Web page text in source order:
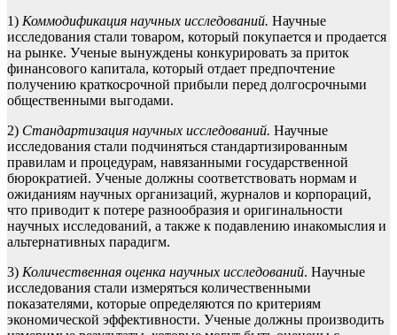
1) Коммодификация научных исследований. Научные
исследования стали товаром, который покупается и продается
на рынке. Ученые вынуждены конкурировать за приток
финансового капитала, который отдает предпочтение
получению краткосрочной прибыли перед долгосрочными
общественными выгодами.
2) Стандартизация научных исследований. Научные
исследования стали подчиняться стандартизированным
правилам и процедурам, навязанными государственной
бюрократией. Ученые должны соответствовать нормам и
ожиданиям научных организаций, журналов и корпораций,
что приводит к потере разнообразия и оригинальности
научных исследований, а также к подавлению инакомыслия и
альтернативных парадигм.
3) Количественная оценка научных исследований. Научные
исследования стали измеряться количественными
показателями, которые определяются по критериям
экономической эффективности. Ученые должны производить